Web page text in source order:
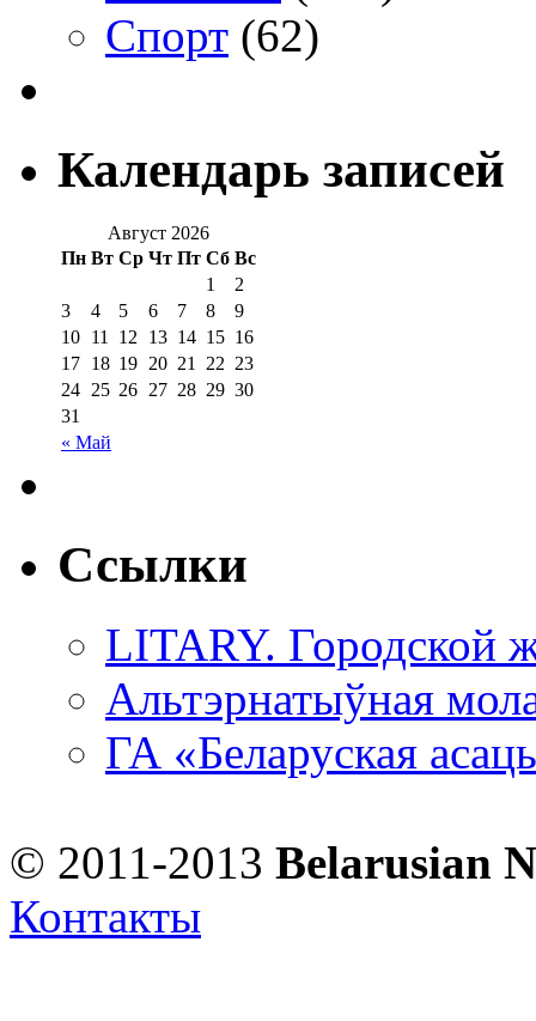
Спорт (62)
Календарь записей
Август 2026
Пн Вт Ср Чт Пт Сб Вс
« Май
1
2
3
4 5 6 7 8
9
10 11 12 13 14 15 16
17 18 19 20 21 22 23
24 25 26 27 28 29 30
31
Ссылки
LITARY. Городской
Альтэрнатыўная
ГА «Беларуская
© 2011-2013 Belarusian
Контакты